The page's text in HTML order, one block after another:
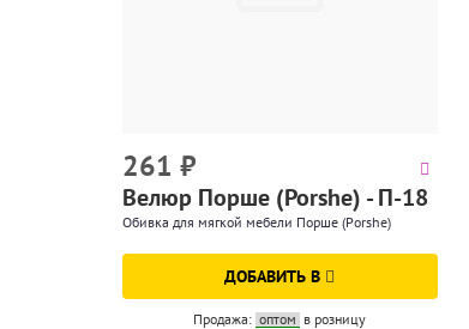
261 ₽
Велюр Порше (Porshe) - П-18
Обивка для мягкой мебели Порше (Porshe)
ДОБАВИТЬ В
Продажа: оптом в розницу